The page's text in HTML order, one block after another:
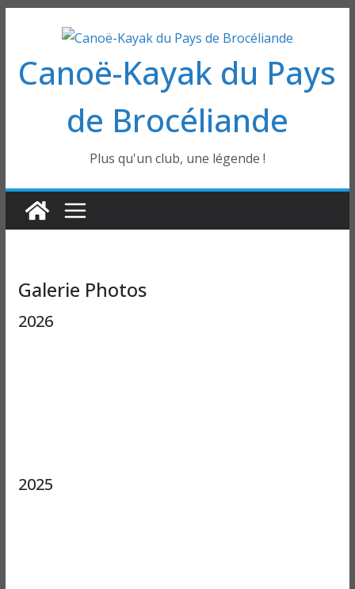
contenu
Canoë-Kayak du Pays
de Brocéliande
Plus qu'un club, une légende !
Galerie Photos
2026
2025